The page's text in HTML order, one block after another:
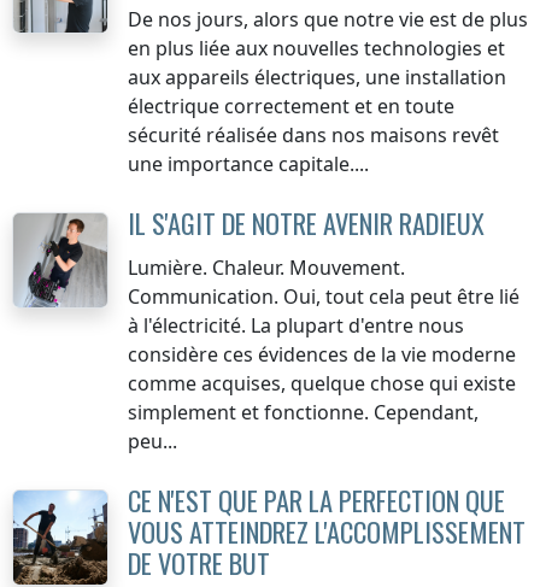
De nos jours, alors que notre vie est de plus
en plus liée aux nouvelles technologies et
aux appareils électriques, une installation
électrique correctement et en toute
sécurité réalisée dans nos maisons revêt
une importance capitale....
IL S'AGIT DE NOTRE AVENIR RADIEUX
Lumière. Chaleur. Mouvement.
Communication. Oui, tout cela peut être lié
à l'électricité. La plupart d'entre nous
considère ces évidences de la vie moderne
comme acquises, quelque chose qui existe
simplement et fonctionne. Cependant,
peu...
CE N'EST QUE PAR LA PERFECTION QUE
VOUS ATTEINDREZ L'ACCOMPLISSEMENT
DE VOTRE BUT